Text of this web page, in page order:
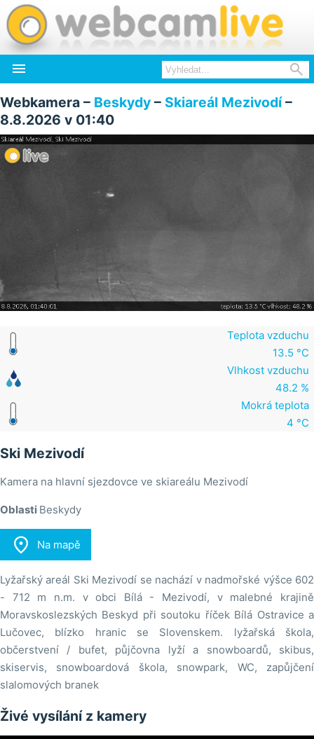
 
Webkamera – Beskydy – Skiareál Mezivodí–
8.8.2026 v 01:40
Teplota vzduchu
13.5 °C
Vlhkost vzduchu
48.2 %
Mokrá teplota
4 °C
Ski Mezivodí
Kamera na hlavní sjezdovce ve skiareálu Mezivodí
Oblasti Beskydy
 Na mapě
Lyžařský areál Ski Mezivodí se nachází v nadmořské výšce 602
- 712 m n.m. v obci Bílá - Mezivodí, v malebné krajině
Moravskoslezských Beskyd při soutoku říček Bílá Ostravice a
Lučovec, blízko hranic se Slovenskem. lyžařská škola,
občerstvení / bufet, půjčovna lyží a snowboardů, skibus,
skiservis, snowboardová škola, snowpark, WC, zapůjčení
slalomových branek
Živé vysílání z kamery